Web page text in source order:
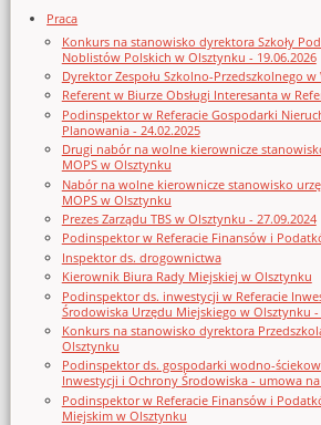
Praca
Konkurs na stanowisko dyrektora Szkoły
Noblistów Polskich w Olsztynku - 19.06.2026
Dyrektor Zespołu Szkolno-Przedszkolnego w
Referent w Biurze Obsługi Interesanta w
Podinspektor w Referacie Gospodarki
Planowania - 24.02.2025
Drugi nabór na wolne kierownicze
MOPS w Olsztynku
Nabór na wolne kierownicze stanowisko
MOPS w Olsztynku
Prezes Zarządu TBS w Olsztynku - 27.09.2024
Podinspektor w Referacie Finansów i
Inspektor ds. drogownictwa
Kierownik Biura Rady Miejskiej w Olsztynku
Podinspektor ds. inwestycji w Referacie
Środowiska Urzędu Miejskiego w Olsztynku -
Konkurs na stanowisko dyrektora
Olsztynku
Podinspektor ds. gospodarki wodno-
Inwestycji i Ochrony Środowiska - umowa
Podinspektor w Referacie Finansów i
Miejskim w Olsztynku